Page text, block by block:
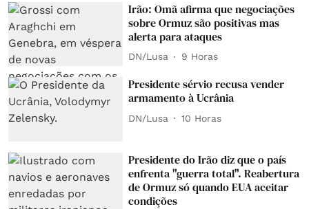
Irão: Omã afirma que negociações
sobre Ormuz são positivas mas
alerta para ataques
DN/Lusa 9 Horas
Presidente sérvio recusa vender
armamento à Ucrânia
DN/Lusa 10 Horas
Presidente do Irão diz que o país
enfrenta "guerra total". Reabertura
de Ormuz só quando EUA aceitar
condições